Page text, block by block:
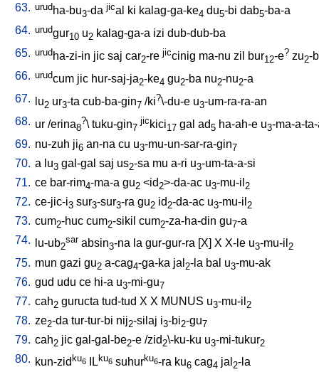
63. urudha-bu3-da jical ki kalag-ga-ke4 du5-bi dab5-ba-a
64. urudgur10 u2 kalag-ga-a izi dub-dub-ba
65. urudha-zi-in jic saj car2-re jiccinig ma-nu zil bur12-e? zu2-
66. urudcum jic hur-saj-ja2-ke4 gu2-ba nu2-nu2-a
67.
lu2 ur3-ta cub-ba-gin7 /ki?\-du-e u3-um-ra-ra-an
68. ur /erina8
?\ tuku-gin7
jic kici17 gal ad5 ha-ah-e u3-ma-a-
69. nu-zuh ji6 an-na cu u3-mu-un-sar-ra-gin7
70. a lu3 gal-gal saj us2-sa mu a-ri u3-um-ta-a-si
71. ce bar-rim4-ma-a gu2 <id 2>-da-ac u3-mu-il 2
72. ce-jic-i3 sur3-sur3-ra gu2 id 2-da-ac u3-mu-il 2
73. cum2-huc cum2-sikil cum2-za-ha-din gu7-a
74.
lu-ub2
sar absin3-na la gur-gur-ra [X] X X-le u3-mu-il 2
75. mun gazi gu2 a-cag4-ga-ka jal 2-la bal u3-mu-ak
76. gud udu ce hi-a u3-mi-gu7
77. cah2 guructa tud-tud X X MUNUS u3-mu-il 2
78. ze2-da tur-tur-bi nij2-silaj i3-bi2-gu7
79. cah2 jic gal-gal-be2-e /zid 2\-ku-ku u3-mi-tukur2
80. kun-zidku6 ILku6 suhurku6-ra ku6 cag4 jal 2-la